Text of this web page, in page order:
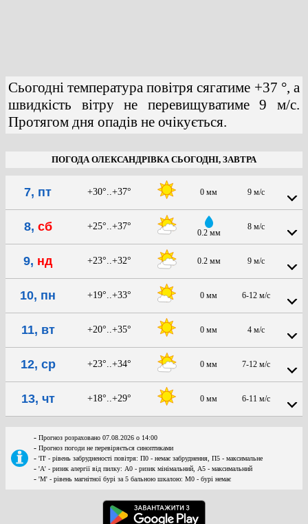
Сьогодні температура повітря сягатиме +37 °, а
швидкість вітру не перевищуватиме 9 м/с.
Протягом дня опадів не очікується.
ПОГОДА ОЛЕКСАНДРІВКА СЬОГОДНІ, ЗАВТРА
7, пт +30°..+37° 0 мм 9 м/с
8, сб +25°..+37°
0.2 мм
8 м/с
9, нд +23°..+32° 0.2 мм 9 м/с
10, пн +19°..+33° 0 мм 6-12 м/с
11, вт +20°..+35° 0 мм 4 м/с
12, ср +23°..+34° 0 мм 7-12 м/с
13, чт +18°..+29° 0 мм 6-11 м/с
- Прогноз розраховано 07.08.2026 о 14:00
- Прогноз погоди не перевіряється синоптиками
- 'П' - рівень забрудненості повітря: П0 - немає забруднення, П5 - максимальне
- 'А' - ризик алергії від пилку: А0 - ризик мінімальний, А5 - максимальний
- 'М' - рівень магнітної бурі за 5 бальною шкалою: M0 - бурі немає